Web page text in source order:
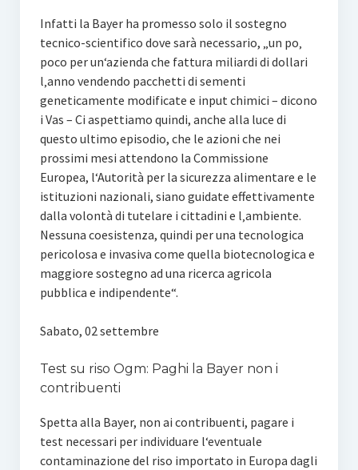
Infatti la Bayer ha promesso solo il sostegno
tecnico-scientifico dove sarà necessario, „un po‚
poco per un‘azienda che fattura miliardi di dollari
l‚anno vendendo pacchetti di sementi
geneticamente modificate e input chimici – dicono
i Vas – Ci aspettiamo quindi, anche alla luce di
questo ultimo episodio, che le azioni che nei
prossimi mesi attendono la Commissione
Europea, l‘Autorità per la sicurezza alimentare e le
istituzioni nazionali, siano guidate effettivamente
dalla volontà di tutelare i cittadini e l‚ambiente.
Nessuna coesistenza, quindi per una tecnologica
pericolosa e invasiva come quella biotecnologica e
maggiore sostegno ad una ricerca agricola
pubblica e indipendente“.
Sabato, 02 settembre
Test su riso Ogm: Paghi la Bayer non i
contribuenti
Spetta alla Bayer, non ai contribuenti, pagare i
test necessari per individuare l‘eventuale
contaminazione del riso importato in Europa dagli